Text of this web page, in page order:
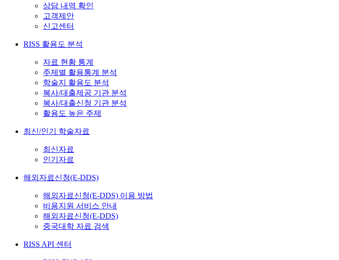
상담 내역 확인
고객제안
신고센터
RISS 활용도 분석
자료 현황 통계
주제별 활용통계 분석
학술지 활용도 분석
복사/대출제공 기관 분석
복사/대출신청 기관 분석
활용도 높은 주제
최신/인기 학술자료
최신자료
인기자료
해외자료신청(E-DDS)
해외자료신청(E-DDS) 이용 방법
비용지원 서비스 안내
해외자료신청(E-DDS)
중국대학 자료 검색
RISS API 센터